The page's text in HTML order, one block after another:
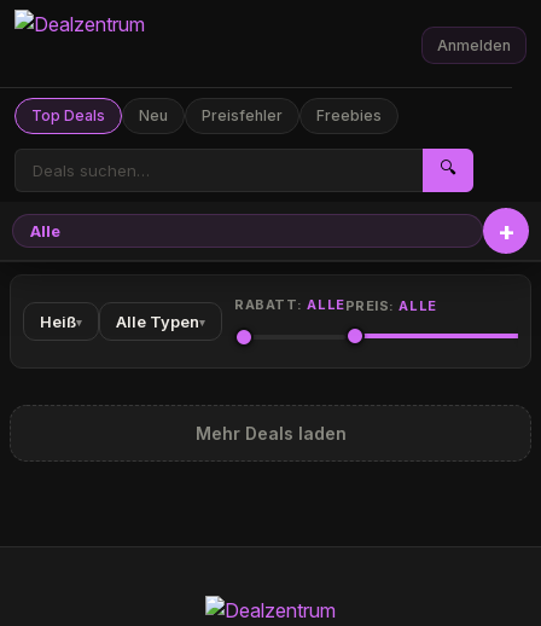
Top Deals Neu Preisfehler Freebies
🔍
Anmelden
Alle
Heiß▾ Alle Typen▾
RABATT:ALLEPREIS:ALLE
Mehr Deals laden